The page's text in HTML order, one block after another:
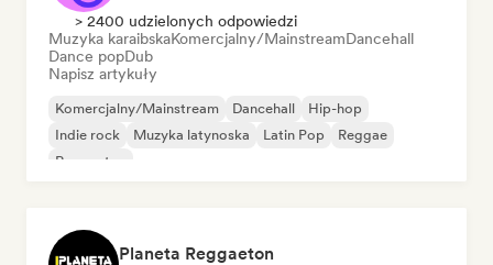
> 2400 udzielonych odpowiedzi
Muzyka karaibskaKomercjalny/MainstreamDancehall
Dance popDub
Napisz artykuły
Komercjalny/Mainstream Dancehall
Hip-hop
Indie rock
Muzyka latynoska Latin Pop
Reggae
Reggaeton
Planeta Reggaeton